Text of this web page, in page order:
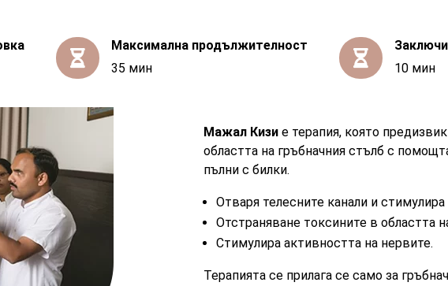

Максимална продължителност
35 мин

10 мин
Мажал Кизиe терапия, която
областта на гръбначния стълб с
пълни с билки.
Отваря телесните канали и стимулира
Отстраняване токсините в областта
Стимулира активността на нервите.
Терапията се прилага се само за